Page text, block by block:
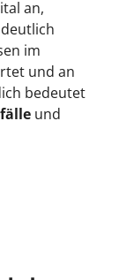
an,
im
und an
bedeutet
und